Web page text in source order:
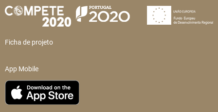
Ficha de projeto
App Mobile